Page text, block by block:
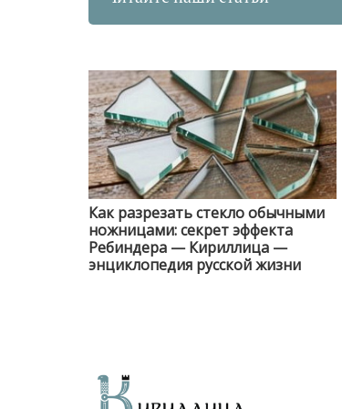
Как разрезать стекло обычными
ножницами: секрет эффекта
Ребиндера — Кириллица —
энциклопедия русской жизни